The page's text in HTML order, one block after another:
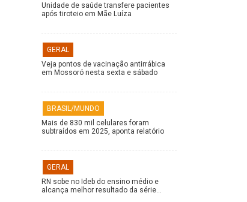
Unidade de saúde transfere pacientes
após tiroteio em Mãe Luíza
GERAL
Veja pontos de vacinação antirrábica
em Mossoró nesta sexta e sábado
BRASIL/MUNDO
Mais de 830 mil celulares foram
subtraídos em 2025, aponta relatório
GERAL
RN sobe no Ideb do ensino médio e
alcança melhor resultado da série…